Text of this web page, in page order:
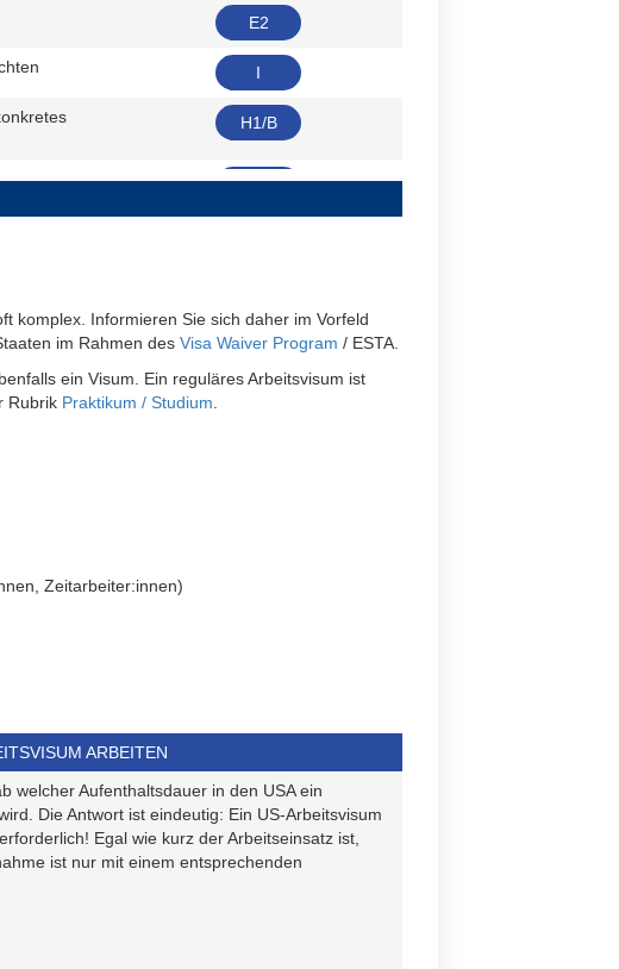
E2
I
H1/B
sollen L1
komplex. Informieren Sie sich daher im Vorfeld
im Rahmen des Visa Waiver Program / ESTA.
ein Visum. Ein reguläres Arbeitsvisum ist
Rubrik Praktikum / Studium
Zeitarbeiter:innen)
ARBEITEN
welcher Aufenthaltsdauer in den USA ein
Die Antwort ist eindeutig: Ein US-Arbeitsvisum
Egal wie kurz der Arbeitseinsatz ist,
ist nur mit einem entsprechenden